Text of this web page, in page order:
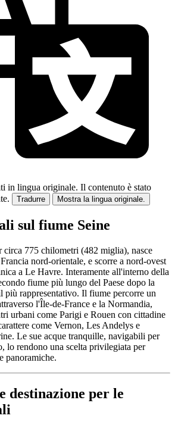
in lingua originale. Il contenuto è stato
Tradurre Mostra la lingua originale.
sul fiume Seine
circa 775 chilometri (482 miglia), nasce
nord-orientale, e scorre a nord-ovest
a Le Havre. Interamente all'interno della
fiume più lungo del Paese dopo la
più rappresentativo. Il fiume percorre un
l'Île-de-France e la Normandia,
urbani come Parigi e Rouen con cittadine
come Vernon, Les Andelys e
Le sue acque tranquille, navigabili per
lo rendono una scelta privilegiata per
panoramiche.
destinazione per le